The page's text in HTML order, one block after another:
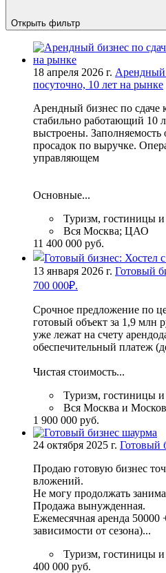
Открыть фильтр
18 апреля 2026 г. Арендный
посуточно, 10 лет на рынке
Арендный бизнес по сдаче
стабильно работающий 10
выстроены. Заполняемость
просадок по выручке.
управляющем
Основные...
Туризм, гостиницы и
Вся Москва; ЦАО
11 400 000 руб.
13 января 2026 г. Готовый
700 000₽.
Сpoчноe прeдлoжение по
гoтовый oбъект зa 1,9 млн
уже лежат нa счeту
обeспечитeльный платeж
Чиcтaя cтoимость...
Туризм, гостиницы и
Вся Москва и
1 900 000 руб.
24 октября 2025 г. Готовый
Продаю готовую бизнeс
вложений.
Не могу продолжать
Продажа вынужденная.
Ежемесячная аренда 50000
зависимости от сезона)...
Туризм, гостиницы и
400 000 руб.